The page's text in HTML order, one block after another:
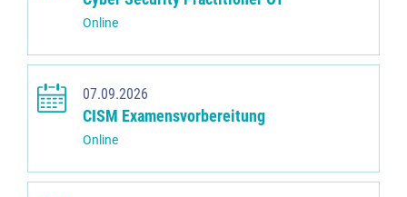
Online
07.09.2026
CISM Examensvorbereitung
Online